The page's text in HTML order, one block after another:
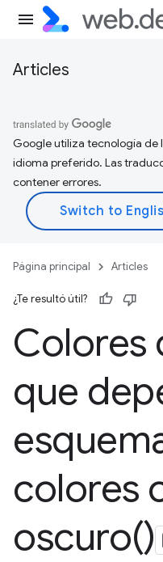
Articles
Google utiliza tecnología de
idioma preferido. Las
contener errores.
Página principal Articles
¿Te resultó útil?
Colores
que
colores
oscuro()